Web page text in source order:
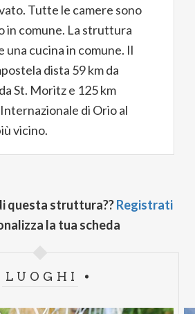
Tutte le camere sono
in comune. La struttura
cucina in comune. Il
dista 59 km da
St. Moritz e 125 km
di Orio al
vicino.
questa struttura??Registrati
la tua scheda
LUOGHI